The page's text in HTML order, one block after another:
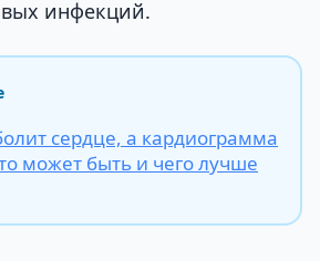
инфекций.
сердце, а кардиограмма
может быть и чего лучше